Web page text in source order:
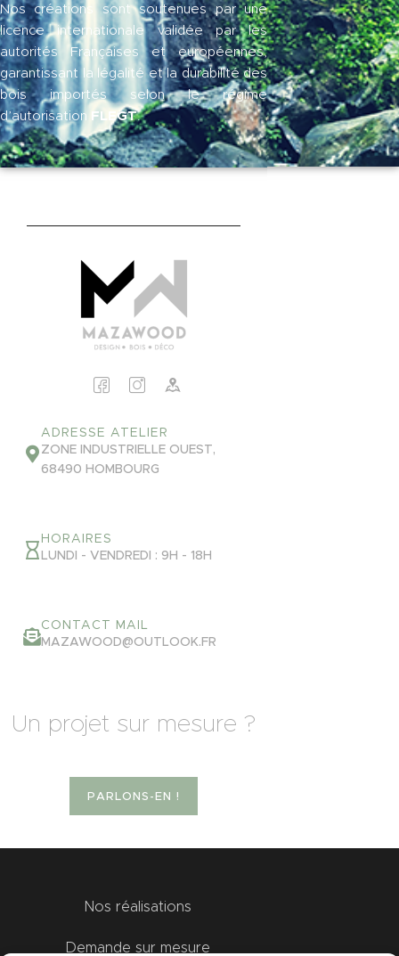
Nos créations sont soutenues par une
licence internationale validée par les
autorités Françaises et européennes,
garantissant la légalité et la durabilité des
bois importés selon le régime
d’autorisation FLEGT.
ADRESSE ATELIER
ZONE INDUSTRIELLE OUEST,
68490 HOMBOURG
HORAIRES
LUNDI - VENDREDI : 9H - 18H
CONTACT MAIL
MAZAWOOD@OUTLOOK.FR
Un projet sur mesure ?
PARLONS-EN !
Nos réalisations
Demande sur mesure